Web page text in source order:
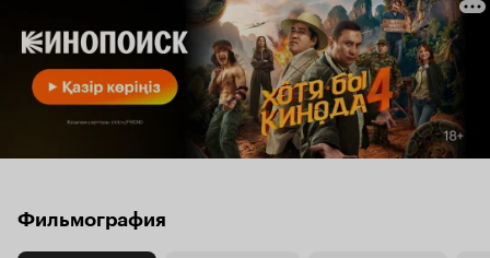
Фильмография